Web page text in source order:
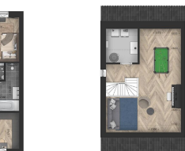
Zonnepanelen, balansventilatie
Volledig geisoleerd